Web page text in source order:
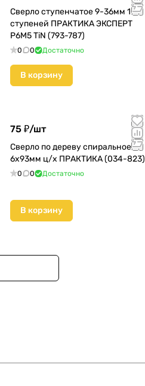
Сверло ступенчатое 9-36мм 10
ступеней ПРАКТИКА ЭКСПЕРТ
Р6М5 TiN (793-787)
0 0 Достаточно
В корзину
75 ₽/шт
Сверло по дереву спиральное
6х93мм ц/х ПРАКТИКА (034-823)
0 0 Достаточно
В корзину